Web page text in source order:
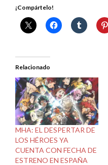
¡Compártelo!
Relacionado
MHA: EL DESPERTAR DE
LOS HÉROES YA
CUENTA CON FECHA DE
ESTRENO EN ESPAÑA